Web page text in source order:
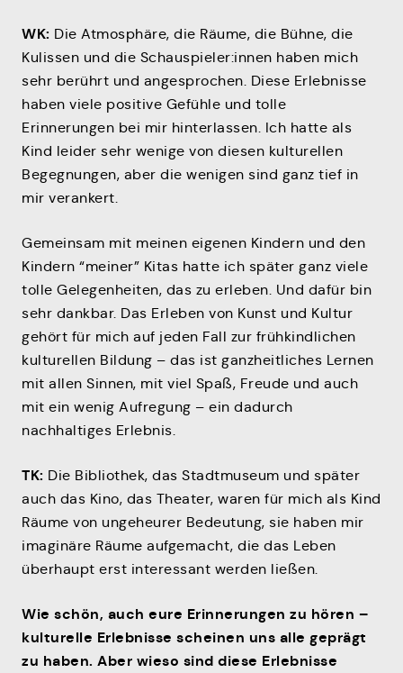
WK: Die Atmosphäre, die Räume, die Bühne, die
Kulissen und die Schauspieler:innen haben mich
sehr berührt und angesprochen. Diese Erlebnisse
haben viele positive Gefühle und tolle
Erinnerungen bei mir hinterlassen. Ich hatte als
Kind leider sehr wenige von diesen kulturellen
Begegnungen, aber die wenigen sind ganz tief in
mir verankert.
Gemeinsam mit meinen eigenen Kindern und den
Kindern “meiner” Kitas hatte ich später ganz viele
tolle Gelegenheiten, das zu erleben. Und dafür bin
sehr dankbar. Das Erleben von Kunst und Kultur
gehört für mich auf jeden Fall zur frühkindlichen
kulturellen Bildung – das ist ganzheitliches Lernen
mit allen Sinnen, mit viel Spaß, Freude und auch
mit ein wenig Aufregung – ein dadurch
nachhaltiges Erlebnis.
TK: Die Bibliothek, das Stadtmuseum und später
auch das Kino, das Theater, waren für mich als Kind
Räume von ungeheurer Bedeutung, sie haben mir
imaginäre Räume aufgemacht, die das Leben
überhaupt erst interessant werden ließen.
Wie schön, auch eure Erinnerungen zu hören –
kulturelle Erlebnisse scheinen uns alle geprägt
zu haben. Aber wieso sind diese Erlebnisse